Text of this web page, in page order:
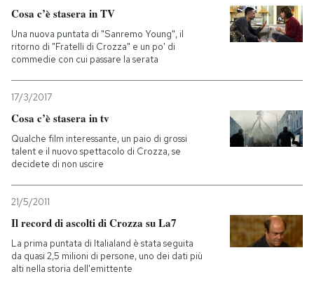
Cosa c’è stasera in TV
Una nuova puntata di "Sanremo Young", il
ritorno di "Fratelli di Crozza" e un po' di
commedie con cui passare la serata
17/3/2017
Cosa c’è stasera in tv
Qualche film interessante, un paio di grossi
talent e il nuovo spettacolo di Crozza, se
decidete di non uscire
21/5/2011
Il record di ascolti di Crozza su La7
La prima puntata di Italialand è stata seguita
da quasi 2,5 milioni di persone, uno dei dati più
alti nella storia dell'emittente